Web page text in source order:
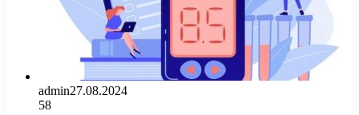
admin27.08.2024
58